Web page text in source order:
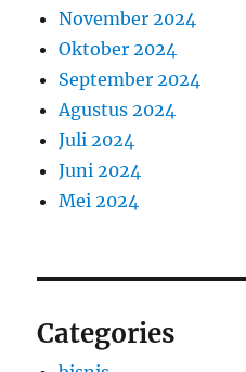
November 2024
Oktober 2024
September 2024
Agustus 2024
Juli 2024
Juni 2024
Mei 2024
Categories